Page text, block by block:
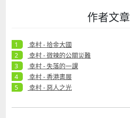
作者文章
幸村 - 拾金大國
幸村 - 微辣的公關災難
幸村 - 失落的一課
幸村 - 香港書展
幸村 - 惡人之光